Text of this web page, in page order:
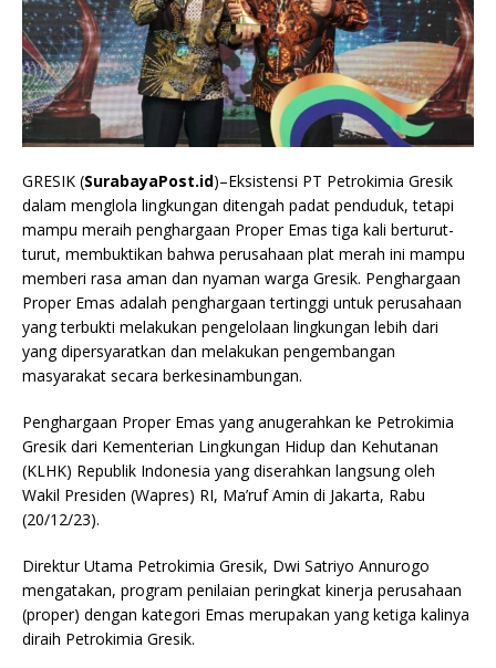
GRESIK (SurabayaPost.id)–Eksistensi PT Petrokimia Gresik
dalam menglola lingkungan ditengah padat penduduk, tetapi
mampu meraih penghargaan Proper Emas tiga kali berturut-
turut, membuktikan bahwa perusahaan plat merah ini mampu
memberi rasa aman dan nyaman warga Gresik. Penghargaan
Proper Emas adalah penghargaan tertinggi untuk perusahaan
yang terbukti melakukan pengelolaan lingkungan lebih dari
yang dipersyaratkan dan melakukan pengembangan
masyarakat secara berkesinambungan.
Penghargaan Proper Emas yang anugerahkan ke Petrokimia
Gresik dari Kementerian Lingkungan Hidup dan Kehutanan
(KLHK) Republik Indonesia yang diserahkan langsung oleh
Wakil Presiden (Wapres) RI, Ma’ruf Amin di Jakarta, Rabu
(20/12/23).
Direktur Utama Petrokimia Gresik, Dwi Satriyo Annurogo
mengatakan, program penilaian peringkat kinerja perusahaan
(proper) dengan kategori Emas merupakan yang ketiga kalinya
diraih Petrokimia Gresik.